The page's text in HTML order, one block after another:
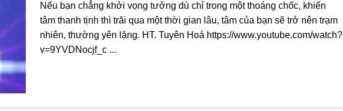
Nếu bạn chẳng khởi vọng tưởng dù chỉ trong một thoáng chốc, khiến
tâm thanh tịnh thì trãi qua một thời gian lâu, tâm của bạn sẽ trở nên trạm
nhiên, thường yên lặng. HT. Tuyên Hoá https://www.youtube.com/watch?
v=9YVDNocjf_c ...